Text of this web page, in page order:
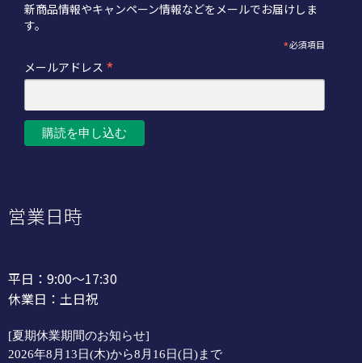
新商品情報やキャンペーン情報などをメールでお届けしま
す。
*必須項目
メールアドレス *
営業日時
平日：9:00～17:30
休業日：土日祝
[夏期休業期間のお知らせ]
2026年8月13日(木)から8月16日(日)まで